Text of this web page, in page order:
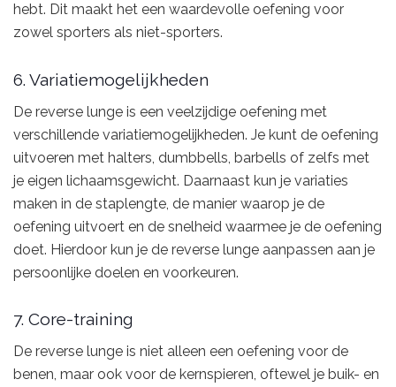
hebt. Dit maakt het een waardevolle oefening voor
zowel sporters als niet-sporters.
6. Variatiemogelijkheden
De reverse lunge is een veelzijdige oefening met
verschillende variatiemogelijkheden. Je kunt de oefening
uitvoeren met halters, dumbbells, barbells of zelfs met
je eigen lichaamsgewicht. Daarnaast kun je variaties
maken in de staplengte, de manier waarop je de
oefening uitvoert en de snelheid waarmee je de oefening
doet. Hierdoor kun je de reverse lunge aanpassen aan je
persoonlijke doelen en voorkeuren.
7. Core-training
De reverse lunge is niet alleen een oefening voor de
benen, maar ook voor de kernspieren, oftewel je buik- en